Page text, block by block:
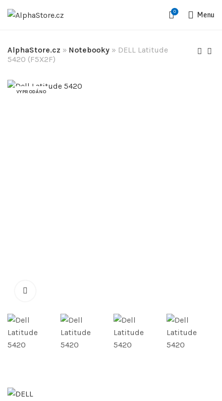
0 Menu
AlphaStore.cz » Notebooky » DELL Latitude
5420 (F5X2F)
VYPRODÁNO